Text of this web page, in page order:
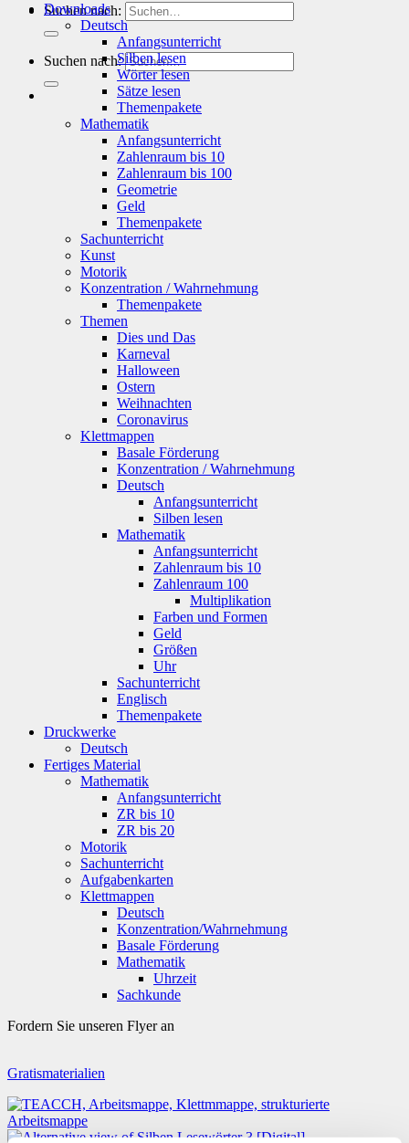
Suchen nach:
Suchen nach:
Downloads
Deutsch
Anfangsunterricht
Silben lesen
Wörter lesen
Sätze lesen
Themenpakete
Mathematik
Anfangsunterricht
Zahlenraum bis 10
Zahlenraum bis 100
Geometrie
Geld
Themenpakete
Sachunterricht
Kunst
Motorik
Konzentration / Wahrnehmung
Themenpakete
Themen
Dies und Das
Karneval
Halloween
Ostern
Weihnachten
Coronavirus
Klettmappen
Basale Förderung
Konzentration / Wahrnehmung
Deutsch
Anfangsunterricht
Silben lesen
Mathematik
Anfangsunterricht
Zahlenraum bis 10
Zahlenraum 100
Multiplikation
Farben und Formen
Geld
Größen
Uhr
Sachunterricht
Englisch
Themenpakete
Druckwerke
Deutsch
Fertiges Material
Mathematik
Anfangsunterricht
ZR bis 10
ZR bis 20
Motorik
Sachunterricht
Aufgabenkarten
Klettmappen
Deutsch
Konzentration/Wahrnehmung
Basale Förderung
Mathematik
Uhrzeit
Sachkunde
Fordern Sie unseren Flyer an
Gratismaterialien